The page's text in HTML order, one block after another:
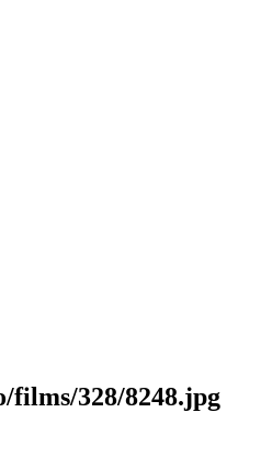
328/8248.jpg